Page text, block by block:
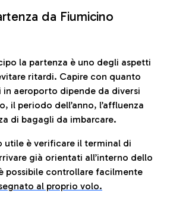
da Fiumicino
la partenza è uno degli aspetti
ritardi. Capire con quanto
in aeroporto dipende da diversi
il periodo dell’anno, l’affluenza
di bagagli da imbarcare.
utile è verificare il terminal di
già orientati all’interno dello
possibile controllare facilmente
al proprio volo.